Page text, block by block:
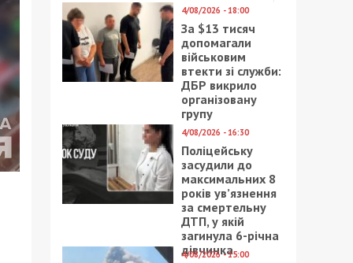
4/08/2026 - 18:00
За $13 тисяч
допомагали
військовим
втекти зі служби:
ДБР викрило
організовану
групу
4/08/2026 - 16:30
Поліцейську
засудили до
максимальних 8
років ув’язнення
за смертельну
ДТП, у якій
загинула 6-річна
дівчинка
4/08/2026 - 15:00